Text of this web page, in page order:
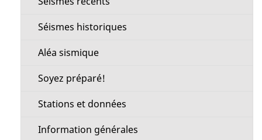
Séismes historiques
Aléa sismique
Soyez préparé!
Stations et données
Information générales